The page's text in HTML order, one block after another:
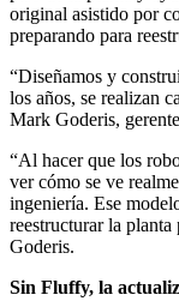
original asistido por
preparando para
“Diseñamos y
los años, se realizan
Mark Goderis,
“Al hacer que los
ver cómo se ve
ingeniería. Ese
reestructurar la planta
Goderis.
Sin Fluffy, la